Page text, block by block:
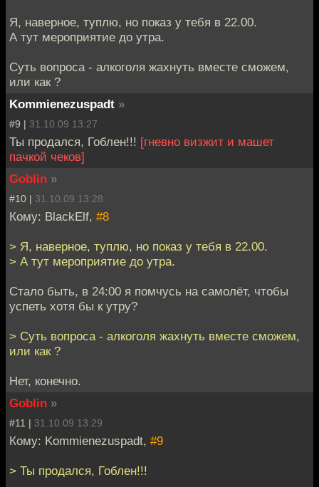
Я, наверное, туплю, но показ у тебя в 22.00.
А тут мероприятие до утра.
Суть вопроса - алкоголя жахнуть вместе сможем,
или как ?
Kommienezuspadt »
#9 | 31.10.09 13:27
Ты продался, Гоблен!!! [гневно визжит и машет
пачкой чеков]
Goblin »
#10 | 31.10.09 13:28
Кому: BlackElf, #8
> Я, наверное, туплю, но показ у тебя в 22.00.
> А тут мероприятие до утра.
Стало быть, в 24:00 я помчусь на самолёт, чтобы
успеть хотя бы к утру?
> Суть вопроса - алкоголя жахнуть вместе сможем,
или как ?
Нет, конечно.
Goblin »
#11 | 31.10.09 13:29
Кому: Kommienezuspadt, #9
> Ты продался, Гоблен!!!